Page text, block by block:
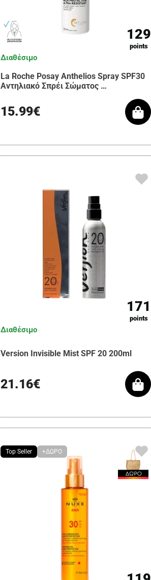
129
points
Διαθέσιμο
La Roche Posay Anthelios Spray SPF30
Αντηλιακό Σπρέι Σώματος …
15.99€
171
points
Διαθέσιμο
Version Invisible Mist SPF 20 200ml
21.16€
Top Seller +ΔΩΡΟ